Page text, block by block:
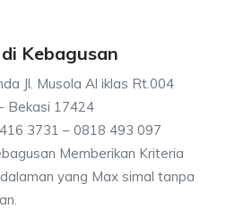
Kebagusan
Jl. Musola Al iklas Rt.004
Bekasi 17424
3731 – 0818 493 097
Memberikan Kriteria
yang Max simal tanpa